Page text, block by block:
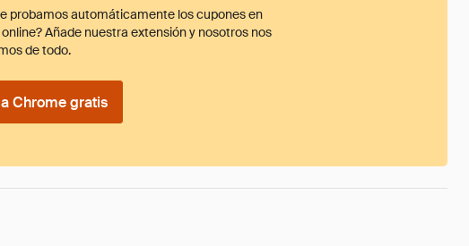
probamos automáticamente los cupones en
Añade nuestra extensión y nosotros nos
de todo.
Chrome gratis